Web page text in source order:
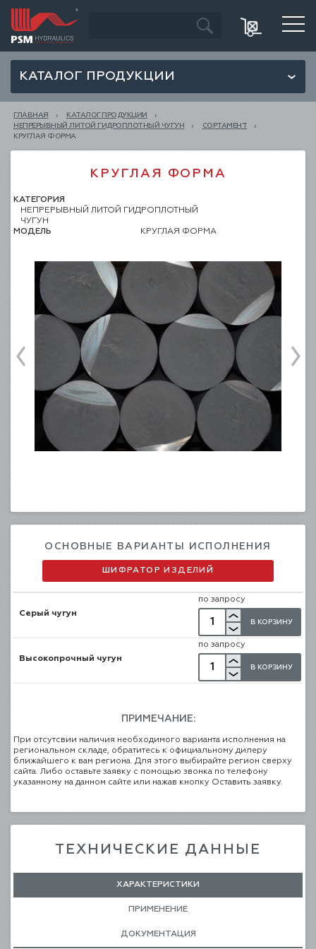
КАТАЛОГ ПРОДУКЦИИ
ГЛАВНАЯ
КАТАЛОГ ПРОДУКЦИИ
НЕПРЕРЫВНЫЙ ЛИТОЙ ГИДРОПЛОТНЫЙ ЧУГУН
СОРТАМЕНТ
КРУГЛАЯ ФОРМА
КРУГЛАЯ ФОРМА
КАТЕГОРИЯ
НЕПРЕРЫВНЫЙ ЛИТОЙ ГИДРОПЛОТНЫЙ
ЧУГУН
МОДЕЛЬ
КРУГЛАЯ ФОРМА
ОСНОВНЫЕ ВАРИАНТЫ ИСПОЛНЕНИЯ
ШИФРАТОР ИЗДЕЛИЙ
Серый чугун
по запросу
В КОРЗИНУ
Высокопрочный чугун
по запросу
В КОРЗИНУ
ПРИМЕЧАНИЕ:
При отсутсвии наличия необходимого варианта исполнения на
региональном складе, обратитесь к официальному дилеру
ближайшего к вам региона. Для этого выбирайте регион сверху
сайта. Либо оставьте заявку с помощью звонка по телефону
указанному на данном сайте или нажав кнопку Оставить заявку.
ТЕХНИЧЕСКИЕ ДАННЫЕ
ХАРАКТЕРИСТИКИ
ПРИМЕНЕНИЕ
ДОКУМЕНТАЦИЯ